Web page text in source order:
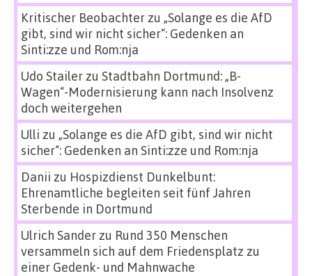
Kritischer Beobachterzu „Solange es die AfD
gibt, sind wir nicht sicher“: Gedenken an
Sinti:zze und Rom:nja
Udo Stailerzu Stadtbahn Dortmund: „B-
Wagen“-Modernisierung kann nach Insolvenz
doch weitergehen
Ulli zu „Solange es die AfD gibt, sind wir nicht
sicher“: Gedenken an Sinti:zze und Rom:nja
Danii zu Hospizdienst Dunkelbunt:
Ehrenamtliche begleiten seit fünf Jahren
Sterbende in Dortmund
Ulrich Sanderzu Rund 350 Menschen
versammeln sich auf dem Friedensplatz zu
einer Gedenk- und Mahnwache